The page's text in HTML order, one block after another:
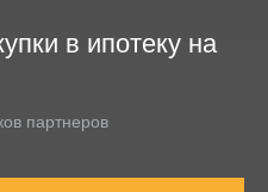
в ипотеку на
партнеров